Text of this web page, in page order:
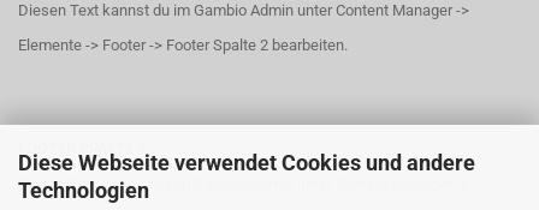
Diese Webseite verwendet Cookies und andere
Technologien
Diesen Text kannst du im Gambio Admin unter Content Manager ->
Elemente -> Footer -> Footer Spalte 2 bearbeiten.
Diesen Text kannst du im Gambio Admin unter Content Manager ->